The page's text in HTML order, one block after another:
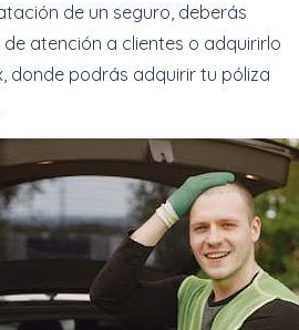
de un seguro, deberás
atención a clientes o adquirirlo
donde podrás adquirir tu póliza